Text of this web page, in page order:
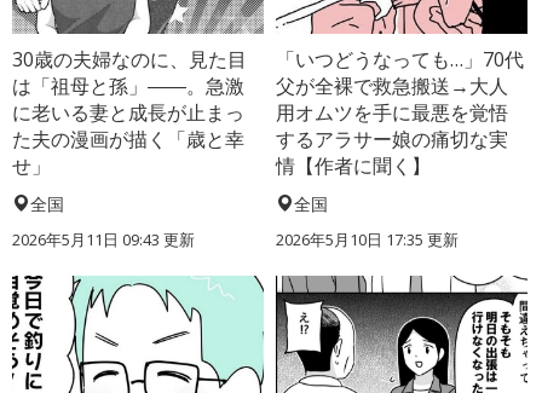
30歳の夫婦なのに、見た目
は「祖母と孫」――。急激
に老いる妻と成長が止まっ
た夫の漫画が描く「歳と幸
せ」
全国
2026年5月11日 09:43 更新
「いつどうなっても…」70代
父が全裸で救急搬送→大人
用オムツを手に最悪を覚悟
するアラサー娘の痛切な実
情【作者に聞く】
全国
2026年5月10日 17:35 更新